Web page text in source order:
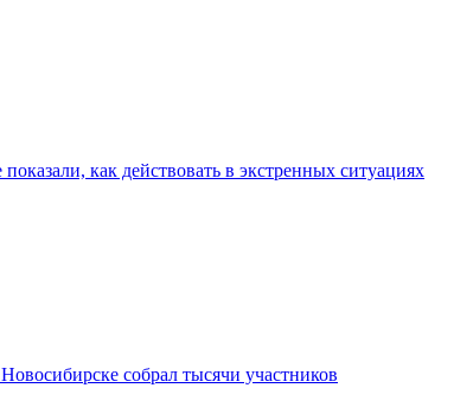
как действовать в экстренных ситуациях
собрал тысячи участников